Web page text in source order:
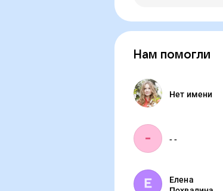
Нам помогли
Нет имени
- -
Елена